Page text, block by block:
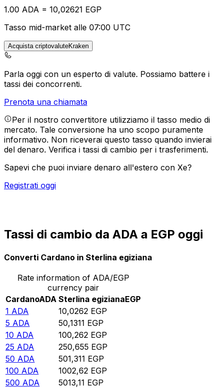
1.00 ADA = 10,02621 EGP
Tasso mid-market alle 07:00 UTC
Acquista criptovaluteKraken
Parla oggi con un esperto di valute. Possiamo battere i
tassi dei concorrenti.
Prenota una chiamata
Per il nostro convertitore utilizziamo il tasso medio di
mercato. Tale conversione ha uno scopo puramente
informativo. Non riceverai questo tasso quando invierai
del denaro. Verifica i tassi di cambio per i trasferimenti.
Sapevi che puoi inviare denaro all'estero con Xe?
Registrati oggi
Tassi di cambio da ADA a EGP oggi
Converti Cardano in Sterlina egiziana
Rate information of ADA/EGP
currency pair
CardanoADA Sterlina egizianaEGP
1 ADA 10,0262 EGP
5 ADA 50,1311 EGP
10 ADA 100,262 EGP
25 ADA 250,655 EGP
50 ADA 501,311 EGP
100 ADA 1002,62 EGP
500 ADA 5013,11 EGP